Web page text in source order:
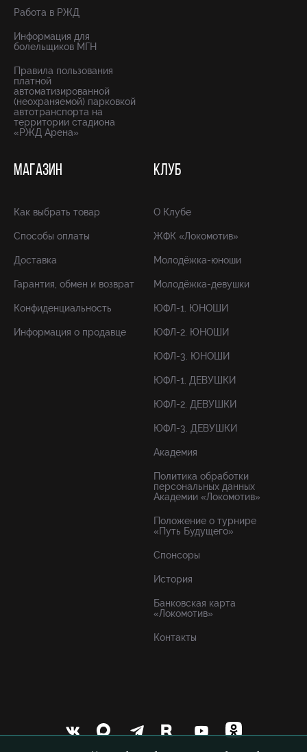
Работа в РЖД
Информация для
болельщиков МГН
Правила пользования
платной
автоматизированной
(неохраняемой) парковкой
автотранспорта на
территории стадиона
«РЖД Арена»
МАГАЗИН
Как выбрать товар
Способы оплаты
Доставка
Гарантия, обмен и возврат
Конфиденциальность
Информация о продавце
КЛУБ
О Клубе
ЖФК «Локомотив»
Молодёжка-юноши
Молодёжка-девушки
ЮФЛ-1. ЮНОШИ
ЮФЛ-2. ЮНОШИ
ЮФЛ-3. ЮНОШИ
ЮФЛ-1. ДЕВУШКИ
ЮФЛ-2. ДЕВУШКИ
ЮФЛ-3. ДЕВУШКИ
Академия
Политика обработки
персональных данных
Академии «Локомотив»
Положение о турнире
«Путь Будущего»
Спонсоры
История
Банковская карта
«Локомотив»
Контакты